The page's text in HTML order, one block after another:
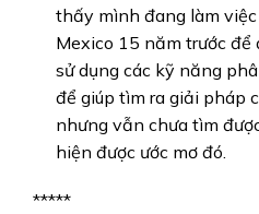
thấy mình đang làm
Mexico 15 năm trước để
sử dụng các kỹ năng
để giúp tìm ra giải pháp
nhưng vẫn chưa tìm
hiện được ước mơ đó.
*****